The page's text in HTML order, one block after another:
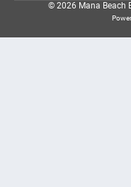
© 2026 Mana Beach